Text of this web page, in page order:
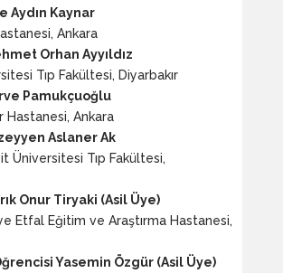
Aydın Kaynar
Ankara
Orhan Ayyıldız
Tıp Fakültesi, Diyarbakır
Pamukçuoğlu
Hastanesi, Ankara
Aslaner Ak
Üniversitesi Tıp Fakültesi,
Onur Tiryaki (Asil Üye)
Etfal Eğitim ve Araştırma Hastanesi,
Yasemin Özgür (Asil Üye)